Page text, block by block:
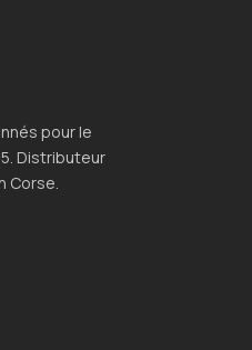
pour le
Distributeur
Corse.